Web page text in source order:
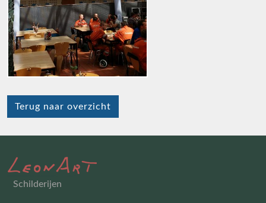
Schilderijen
Terug naar overzicht